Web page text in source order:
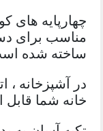
چهارپایه های
مناسب برای
ساخته شده
در آشپزخانه ،
خانه شما